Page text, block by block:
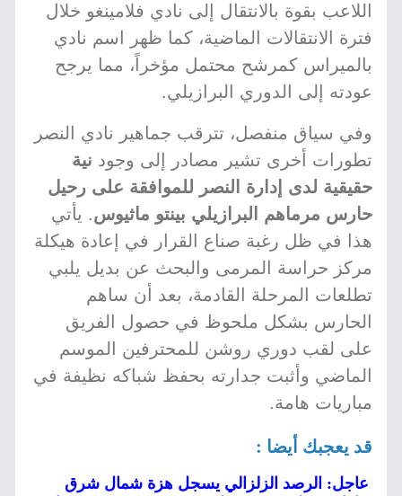
اللاعب بقوة بالانتقال إلى نادي فلامينغو خلال
فترة الانتقالات الماضية، كما ظهر اسم نادي
بالميراس كمرشح محتمل مؤخراً، مما يرجح
عودته إلى الدوري البرازيلي.
وفي سياق منفصل، تترقب جماهير نادي النصر
تطورات أخرى تشير مصادر إلى وجود نية
حقيقية لدى إدارة النصر للموافقة على رحيل
حارس مرماهم البرازيلي بينتو ماثيوس. يأتي
هذا في ظل رغبة صناع القرار في إعادة هيكلة
مركز حراسة المرمى والبحث عن بديل يلبي
تطلعات المرحلة القادمة، بعد أن ساهم
الحارس بشكل ملحوظ في حصول الفريق
على لقب دوري روشن للمحترفين الموسم
الماضي وأثبت جدارته بحفظ شباكه نظيفة في
مباريات هامة.
قد يعجبك أيضا :
عاجل: الرصد الزلزالي يسجل هزة شمال شرق